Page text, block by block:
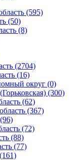
(595)
(50)
(8)
(2704)
(16)
округ (0)
(300)
(62)
(367)
(72)
(88)
(77)